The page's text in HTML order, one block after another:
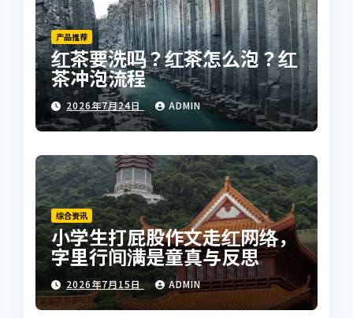
产品推荐
红茶要洗吗？红茶怎么泡？红
茶冲泡流程
2026年7月24日 ADMIN
综合资讯
小学生打屁股作文走红网络，
字里行间满是童真与反思
2026年7月15日 ADMIN